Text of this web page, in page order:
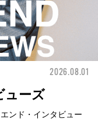
2026.08.01
ューズ
ンド・インタビュー